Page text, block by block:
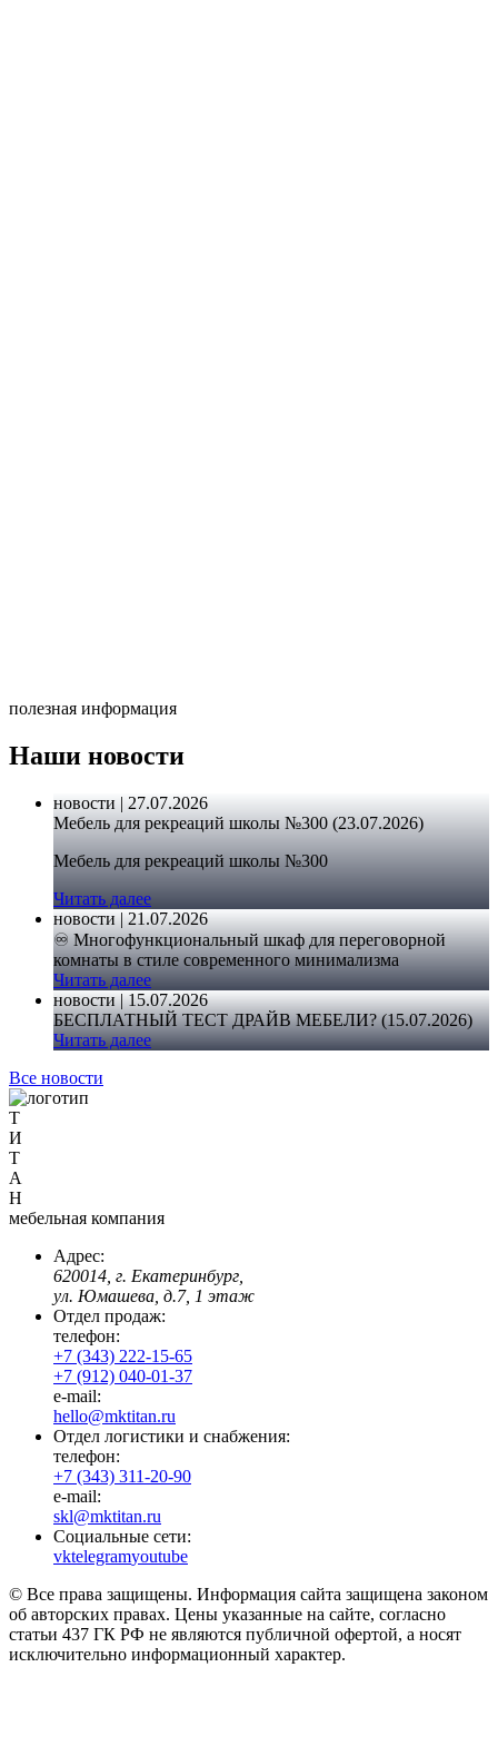
полезная информация
Наши новости
новости | 27.07.2026
Мебель для рекреаций школы №300 (23.07.2026)
Мебель для рекреаций школы №300
Читать далее
новости | 21.07.2026
♾️ Многофункциональный шкаф для переговорной
комнаты в стиле современного минимализма
Читать далее
новости | 15.07.2026
БЕСПЛАТНЫЙ ТЕСТ ДРАЙВ МЕБЕЛИ? (15.07.2026)
Читать далее
Все новости
Т
И
Т
А
Н
мебельная компания
Адрес:
620014, г. Екатеринбург,
ул. Юмашева, д.7, 1 этаж
Отдел продаж:
телефон:
+7 (343) 222-15-65
+7 (912) 040-01-37
e-mail:
hello@mktitan.ru
Отдел логистики и снабжения:
телефон:
+7 (343) 311-20-90
e-mail:
skl@mktitan.ru
Социальные сети:
vktelegramyoutube
© Все права защищены. Информация сайта защищена законом
об авторских правах. Цены указанные на сайте, согласно
статьи 437 ГК РФ не являются публичной офертой, а носят
исключительно информационный характер.